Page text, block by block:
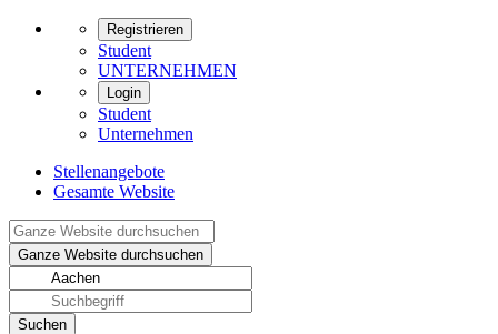
Registrieren
Student
UNTERNEHMEN
Login
Student
Unternehmen
Stellenangebote
Gesamte Website